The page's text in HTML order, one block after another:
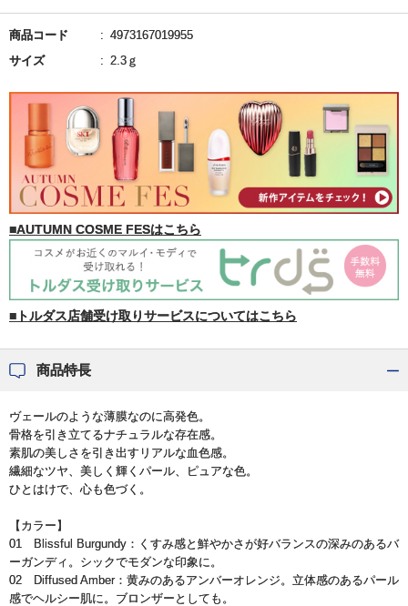
商品コード
4973167019955
サイズ
2.3ｇ
■AUTUMN COSME FESはこちら
■トルダス店舗受け取りサービスについてはこちら
商品特長
ヴェールのような薄膜なのに高発色。
骨格を引き立てるナチュラルな存在感。
素肌の美しさを引き出すリアルな血色感。
繊細なツヤ、美しく輝くパール、ピュアな色。
ひとはけで、心も色づく。
【カラー】
01 Blissful Burgundy：くすみ感と鮮やかさが好バランスの深みのあるバ
ーガンディ。シックでモダンな印象に。
02 Diffused Amber：黄みのあるアンバーオレンジ。立体感のあるパール
感でヘルシー肌に。ブロンザーとしても。